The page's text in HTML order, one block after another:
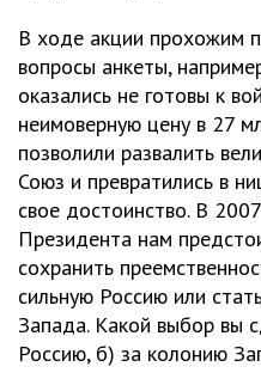
В ходе акции прохожим
вопросы анкеты,
оказались не готовы к
неимоверную цену в 27
позволили развалить
Союз и превратились в
свое достоинство. В
Президента нам
сохранить
сильную Россию или
Запада. Какой выбор вы
Россию, б) за колонию